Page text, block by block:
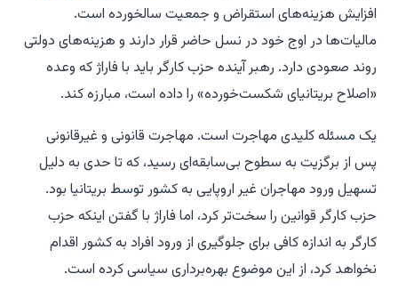
افزایش هزینه‌های استقراض و جمعیت سالخورده است.
مالیات‌ها در اوج خود در نسل حاضر قرار دارند و هزینه‌های دولتی
روند صعودی دارد. رهبر آینده حزب کارگر باید با فاراژ که وعده
«اصلاح بریتانیای شکست‌خورده» را داده است، مبارزه کند.
یک مسئله کلیدی مهاجرت است. مهاجرت قانونی و غیرقانونی
پس از برگزیت به سطوح بی‌سابقه‌ای رسید، که تا حدی به دلیل
تسهیل ورود مهاجران غیر اروپایی به کشور توسط بریتانیا بود.
حزب کارگر قوانین را سخت‌تر کرد، اما فاراژ با گفتن اینکه حزب
کارگر به اندازه کافی برای جلوگیری از ورود افراد به کشور اقدام
نخواهد کرد، از این موضوع بهره‌برداری سیاسی کرده است.